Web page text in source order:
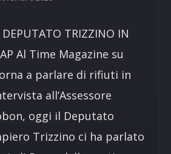
DEPUTATO TRIZZINO IN
Al Time Magazine su
a parlare di rifiuti in
all’Assessore
oggi il Deputato
Trizzino ci ha parlato